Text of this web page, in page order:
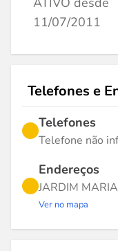
11/07/2011
Telefones e
Telefones
Telefone não
Endereços
JARDIM
Ver no mapa